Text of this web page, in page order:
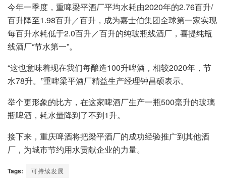
今年一季度，重啤梁平酒厂平均水耗由2020年的2.76百升/
百升降至1.98百升／百升，成为嘉士伯集团全球第一家实现
每百升水耗低于2.0百升／百升的纯玻瓶线酒厂，喜提纯瓶
线酒厂“节水第一”。
“这也意味着现在我们每酿造100升啤酒，相较2020年，节
水78升。”重啤梁平酒厂精益生产经理钟昌硕表示。
举个更形象的比方，在这家啤酒厂生产一瓶500毫升的玻璃
瓶啤酒，耗水量降到了不到1升。
接下来，重庆啤酒将把梁平酒厂的成功经验推广到其他酒
厂，为城市节约用水贡献企业的力量。
Tags: 可持续发展